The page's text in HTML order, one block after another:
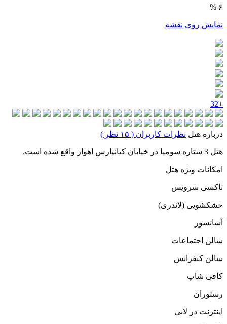
۶ %
نمایش روی نقشه
+32
درباره هتل نظرات کاربران ( ۱۵ نظر )
هتل 3 ستاره سومیا در خیابان کیانپارس اهواز واقع شده است.
امکانات ویژه هتل
تاکسی سرویس
خشکشویی (لاندری)
آسانسور
سالن اجتماعات
سالن کنفرانس
کافی شاپ
رستوران
اینترنت در لابی